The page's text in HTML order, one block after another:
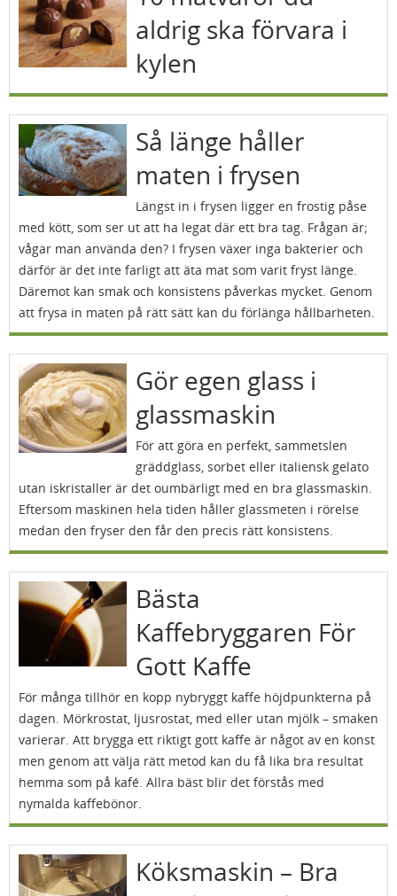
aldrig ska förvara i
kylen
Så länge håller
maten i frysen
Längst in i frysen ligger en frostig påse
med kött, som ser ut att ha legat där ett bra tag. Frågan är;
vågar man använda den? I frysen växer inga bakterier och
därför är det inte farligt att äta mat som varit fryst länge.
Däremot kan smak och konsistens påverkas mycket. Genom
att frysa in maten på rätt sätt kan du förlänga hållbarheten.
Gör egen glass i
glassmaskin
För att göra en perfekt, sammetslen
gräddglass, sorbet eller italiensk gelato
utan iskristaller är det oumbärligt med en bra glassmaskin.
Eftersom maskinen hela tiden håller glassmeten i rörelse
medan den fryser den får den precis rätt konsistens.
Bästa
Kaffebryggaren För
Gott Kaffe
För många tillhör en kopp nybryggt kaffe höjdpunkterna på
dagen. Mörkrostat, ljusrostat, med eller utan mjölk – smaken
varierar. Att brygga ett riktigt gott kaffe är något av en konst
men genom att välja rätt metod kan du få lika bra resultat
hemma som på kafé. Allra bäst blir det förstås med
nymalda kaffebönor.
Köksmaskin – Bra